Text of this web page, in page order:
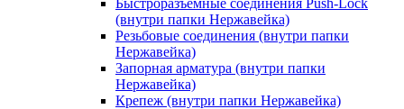
Быстроразъемные соединения Push-Lock
(внутри папки Нержавейка)
Резьбовые соединения (внутри папки
Нержавейка)
Запорная арматура (внутри папки
Нержавейка)
Крепеж (внутри папки Нержавейка)